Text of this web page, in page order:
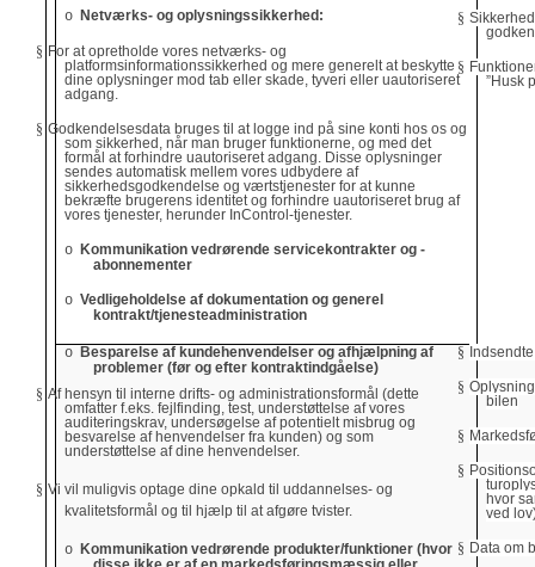
o Netværks- og oplysningssikkerhed:
§ For at opretholde vores netværks- og
platformsinformationssikkerhed og mere generelt at beskytte
dine oplysninger mod tab eller skade, tyveri eller uautoriseret
adgang.
§ Godkendelsesdata bruges til at logge ind på sine konti hos os og
som sikkerhed, når man bruger funktionerne, og med det
formål at forhindre uautoriseret adgang. Disse oplysninger
sendes automatisk mellem vores udbydere af
sikkerhedsgodkendelse og værtstjenester for at kunne
bekræfte brugerens identitet og forhindre uautoriseret brug af
vores tjenester, herunder InControl-tjenester.
o Kommunikation vedrørende servicekontrakter og -
abonnementer
o Vedligeholdelse af dokumentation og generel
kontrakt/tjenesteadministration
§
§
”Husk
o Besparelse af kundehenvendelser og afhjælpning af
problemer (før og efter kontraktindgåelse)
§ Af hensyn til interne drifts- og administrationsformål (dette
omfatter f.eks. fejlfinding, test, understøttelse af vores
auditeringskrav, undersøgelse af potentielt misbrug og
besvarelse af henvendelser fra kunden) og som
understøttelse af dine henvendelser.
§ Vi vil muligvis optage dine opkald til uddannelses- og
kvalitetsformål og til hjælp til at afgøre tvister.
o Kommunikation vedrørende produkter/funktioner (hvor
§
§
bilen
§
§
hvor
ved
§ Data om